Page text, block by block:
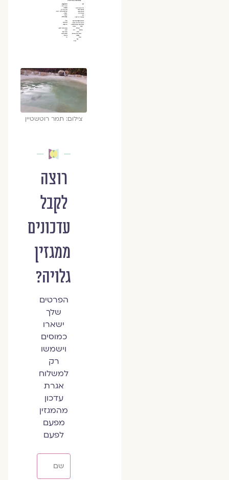
צילום: תמר רוטשטיין
רוצה
לקבל
עדכונים
ממגזין
גלויה?
הפרטים
שלך
ישארו
כמוסים
וישמשו
רק
למשלוח
אגרת
עדכון
מהמגזין
מפעם
לפעם